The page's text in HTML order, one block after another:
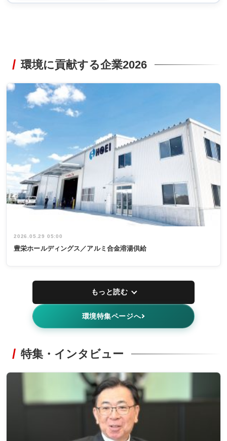
環境に貢献する企業2026
2026.05.29 05:00
豊栄ホールディングス／アルミ合金溶湯供給
もっと読む
環境特集ページへ
特集・インタビュー